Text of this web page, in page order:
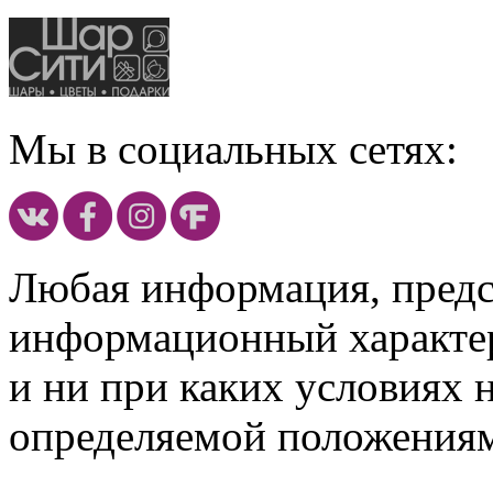
Мы в социальных сетях:
Любая информация,
информационный
и ни при каких условиях
определяемой